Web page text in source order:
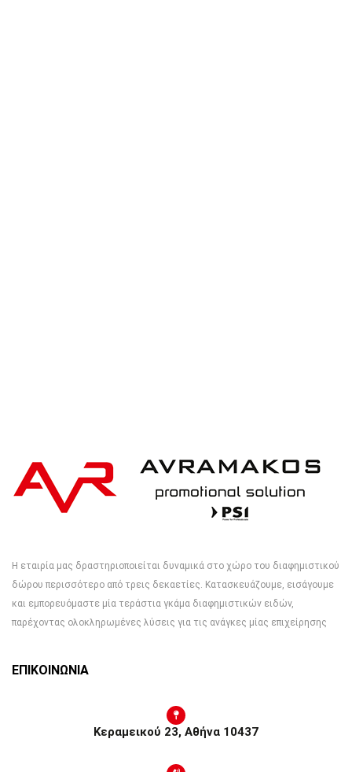
Η εταιρία μας δραστηριοποιείται δυναμικά στο χώρο του διαφημιστικού
δώρου περισσότερο από τρεις δεκαετίες. Κατασκευάζουμε, εισάγουμε
και εμπορευόμαστε μία τεράστια γκάμα διαφημιστικών ειδών,
παρέχοντας ολοκληρωμένες λύσεις για τις ανάγκες μίας επιχείρησης
ΕΠΙΚΟΙΝΩΝΙΑ
Κεραμεικού 23, Αθήνα 10437